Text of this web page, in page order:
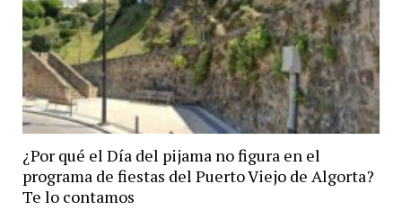
¿Por qué el Día del pijama no figura en el
programa de fiestas del Puerto Viejo de Algorta?
Te lo contamos